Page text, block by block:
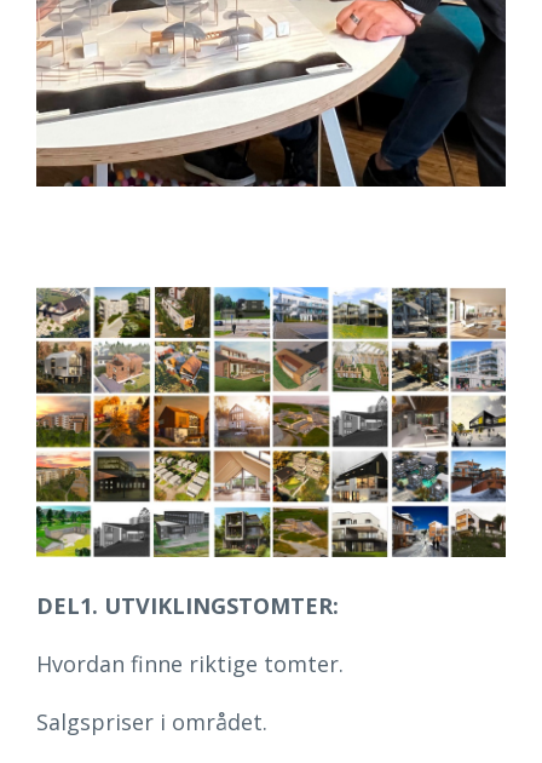
DEL1. UTVIKLINGSTOMTER:
Hvordan finne riktige tomter.
Salgspriser i området.